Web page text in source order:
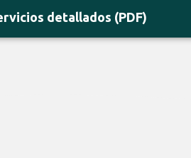
detallados (PDF)